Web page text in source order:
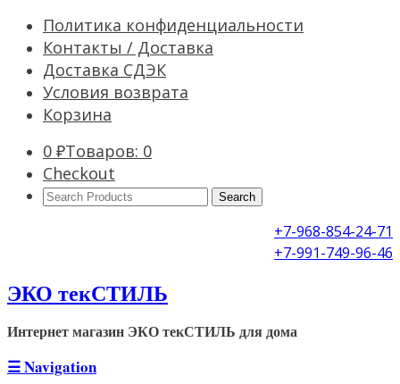
Политика конфиденциальности
Контакты / Доставка
Доставка СДЭК
Условия возврата
Корзина
0 ₽Товаров: 0
Checkout
Search
+7-968-854-24-71
+7-991-749-96-46
ЭКО текСТИЛЬ
Интернет магазин ЭКО текСТИЛЬ для дома
☰Navigation